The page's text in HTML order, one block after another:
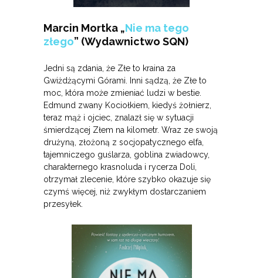
Marcin Mortka „Nie ma tego
złego” (Wydawnictwo SQN)
Jedni są zdania, że Złe to kraina za
Gwiżdżącymi Górami. Inni sądzą, że Złe to
moc, która może zmieniać ludzi w bestie.
Edmund zwany Kociołkiem, kiedyś żołnierz,
teraz mąż i ojciec, znalazł się w sytuacji
śmierdzącej Złem na kilometr. Wraz ze swoją
drużyną, złożoną z socjopatycznego elfa,
tajemniczego guślarza, goblina zwiadowcy,
charakternego krasnoluda i rycerza Doli,
otrzymał zlecenie, które szybko okazuje się
czymś więcej, niż zwykłym dostarczaniem
przesyłek.